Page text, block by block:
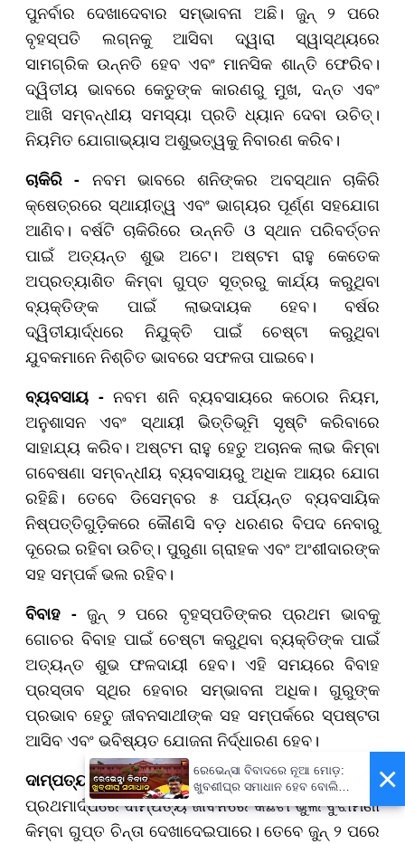
ପୁନର୍ବାର ଦେଖାଦେବାର ସମ୍ଭାବନା ଅଛି। ଜୁନ୍ ୨ ପରେ
ବୃହସ୍ପତି ଲଗ୍ନକୁ ଆସିବା ଦ୍ୱାରା ସ୍ୱାସ୍ଥ୍ୟରେ
ସାମଗ୍ରିକ ଉନ୍ନତି ହେବ ଏବଂ ମାନସିକ ଶାନ୍ତି ଫେରିବ।
ଦ୍ୱିତୀୟ ଭାବରେ କେତୁଙ୍କ କାରଣରୁ ମୁଖ, ଦନ୍ତ ଏବଂ
ଆଖି ସମ୍ବନ୍ଧୀୟ ସମସ୍ୟା ପ୍ରତି ଧ୍ୟାନ ଦେବା ଉଚିତ୍।
ନିୟମିତ ଯୋଗାଭ୍ୟାସ ଅଶୁଭତ୍ୱକୁ ନିବାରଣ କରିବ।
ଚାକିରି - ନବମ ଭାବରେ ଶନିଙ୍କର ଅବସ୍ଥାନ ଚାକିରି
କ୍ଷେତ୍ରରେ ସ୍ଥାୟୀତ୍ୱ ଏବଂ ଭାଗ୍ୟର ପୂର୍ଣ୍ଣ ସହଯୋଗ
ଆଣିବ। ବର୍ଷଟି ଚାକିରିରେ ଉନ୍ନତି ଓ ସ୍ଥାନ ପରିବର୍ତ୍ତନ
ପାଇଁ ଅତ୍ୟନ୍ତ ଶୁଭ ଅଟେ। ଅଷ୍ଟମ ରାହୁ କେତେକ
ଅପ୍ରତ୍ୟାଶିତ କିମ୍ବା ଗୁପ୍ତ ସୂତ୍ରରୁ କାର୍ଯ୍ୟ କରୁଥିବା
ବ୍ୟକ୍ତିଙ୍କ ପାଇଁ ଲାଭଦାୟକ ହେବ। ବର୍ଷର
ଦ୍ୱିତୀୟାର୍ଦ୍ଧରେ ନିଯୁକ୍ତି ପାଇଁ ଚେଷ୍ଟା କରୁଥିବା
ଯୁବକମାନେ ନିଶ୍ଚିତ ଭାବରେ ସଫଳତା ପାଇବେ।
ବ୍ୟବସାୟ -ନବମ ଶନି ବ୍ୟବସାୟରେ କଠୋର ନିୟମ,
ଅନୁଶାସନ ଏବଂ ସ୍ଥାୟୀ ଭିତ୍ତିଭୂମି ସୃଷ୍ଟି କରିବାରେ
ସାହାଯ୍ୟ କରିବ। ଅଷ୍ଟମ ରାହୁ ହେତୁ ଅଚାନକ ଲାଭ କିମ୍ବା
ଗବେଷଣା ସମ୍ବନ୍ଧୀୟ ବ୍ୟବସାୟରୁ ଅଧିକ ଆୟର ଯୋଗ
ରହିଛି। ତେବେ ଡିସେମ୍ବର ୫ ପର୍ଯ୍ୟନ୍ତ ବ୍ୟବସାୟିକ
ନିଷ୍ପତ୍ତିଗୁଡ଼ିକରେ କୌଣସି ବଡ଼ ଧରଣର ବିପଦ ନେବାରୁ
ଦୂରେଇ ରହିବା ଉଚିତ୍। ପୁରୁଣା ଗ୍ରାହକ ଏବଂ ଅଂଶୀଦାରଙ୍କ
ସହ ସମ୍ପର୍କ ଭଲ ରହିବ।
ବିବାହ -ଜୁନ୍ ୨ ପରେ ବୃହସ୍ପତିଙ୍କର ପ୍ରଥମ ଭାବକୁ
ଗୋଚର ବିବାହ ପାଇଁ ଚେଷ୍ଟା କରୁଥିବା ବ୍ୟକ୍ତିଙ୍କ ପାଇଁ
ଅତ୍ୟନ୍ତ ଶୁଭ ଫଳଦାୟୀ ହେବ। ଏହି ସମୟରେ ବିବାହ
ପ୍ରସ୍ତାବ ସ୍ଥିର ହେବାର ସମ୍ଭାବନା ଅଧିକ। ଗୁରୁଙ୍କ
ପ୍ରଭାବ ହେତୁ ଜୀବନସାଥୀଙ୍କ ସହ ସମ୍ପର୍କରେ ସ୍ପଷ୍ଟତା
ଆସିବ ଏବଂ ଭବିଷ୍ୟତ ଯୋଜନା ନିର୍ଦ୍ଧାରଣ ହେବ।
ଦାମ୍ପତ୍ୟ ଜୀବନ -ଅଷ୍ଟମ ରାହୁଙ୍କ ସ୍ଥିତି ଯୋଗୁଁ ବର୍ଷର
ପ୍ରଥମାର୍ଦ୍ଧରେ ଦାମ୍ପତ୍ୟ ଜୀବନରେ କିଛିଟା ଭୁଲ ବୁଝାମଣା
କିମ୍ବା ଗୁପ୍ତ ଚିନ୍ତା ଦେଖାଦେଇପାରେ। ତେବେ ଜୁନ୍ ୨ ପରେ
×
ରେଭେନ୍ସା ବିବାଦରେ ନୂଆ ମୋଡ଼:
ଖୁବଶୀଘ୍ର ସମାଧାନ ହେବ ବୋଲି